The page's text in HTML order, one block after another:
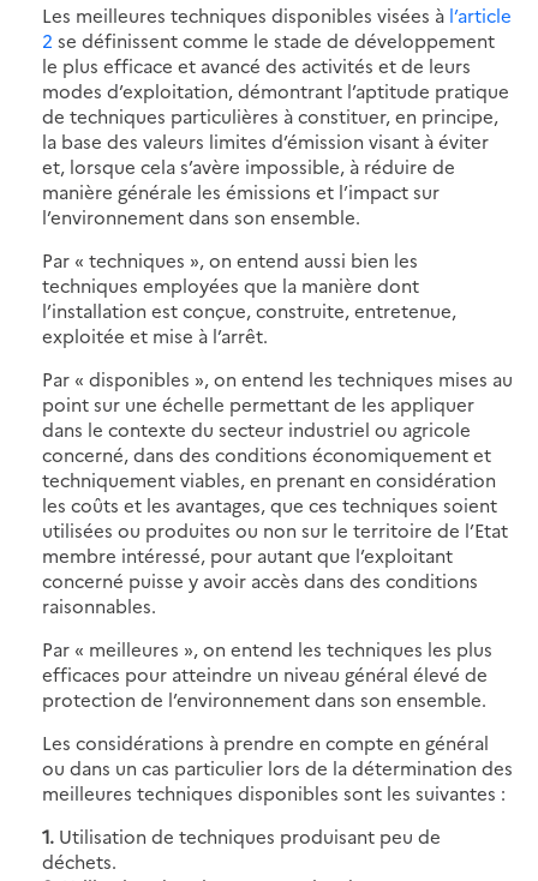
Les meilleures techniques disponibles visées à l’article
2 se définissent comme le stade de développement
le plus efficace et avancé des activités et de leurs
modes d’exploitation, démontrant l’aptitude pratique
de techniques particulières à constituer, en principe,
la base des valeurs limites d’émission visant à éviter
et, lorsque cela s’avère impossible, à réduire de
manière générale les émissions et l’impact sur
l’environnement dans son ensemble.
Par « techniques », on entend aussi bien les
techniques employées que la manière dont
l’installation est conçue, construite, entretenue,
exploitée et mise à l’arrêt.
Par « disponibles », on entend les techniques mises au
point sur une échelle permettant de les appliquer
dans le contexte du secteur industriel ou agricole
concerné, dans des conditions économiquement et
techniquement viables, en prenant en considération
les coûts et les avantages, que ces techniques soient
utilisées ou produites ou non sur le territoire de l’Etat
membre intéressé, pour autant que l’exploitant
concerné puisse y avoir accès dans des conditions
raisonnables.
Par « meilleures », on entend les techniques les plus
efficaces pour atteindre un niveau général élevé de
protection de l’environnement dans son ensemble.
Les considérations à prendre en compte en général
ou dans un cas particulier lors de la détermination des
meilleures techniques disponibles sont les suivantes :
1. Utilisation de techniques produisant peu de
déchets.